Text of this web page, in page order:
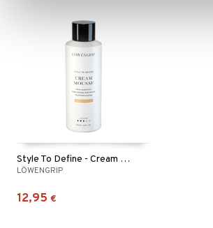
Style To Define - Cream Mousse
LÖWENGRIP
12,95 €